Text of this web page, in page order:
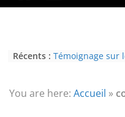
Récents : Témoignage sur
(2nde partie) : le
You are here: Accueil »